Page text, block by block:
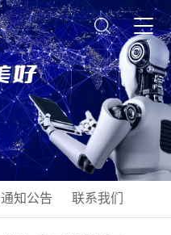
通知公告 联系我们